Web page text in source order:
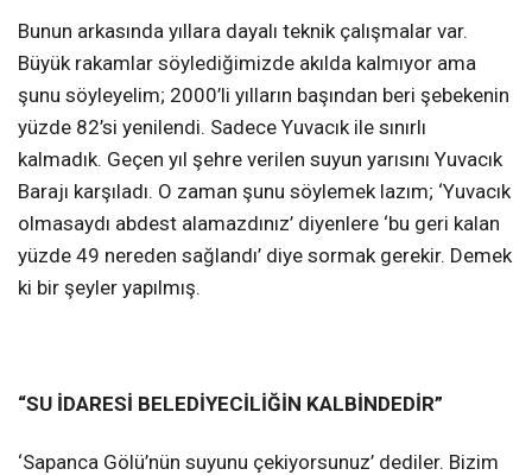
Bunun arkasında yıllara dayalı teknik çalışmalar var.
Büyük rakamlar söylediğimizde akılda kalmıyor ama
şunu söyleyelim; 2000’li yılların başından beri şebekenin
yüzde 82’si yenilendi. Sadece Yuvacık ile sınırlı
kalmadık. Geçen yıl şehre verilen suyun yarısını Yuvacık
Barajı karşıladı. O zaman şunu söylemek lazım; ‘Yuvacık
olmasaydı abdest alamazdınız’ diyenlere ‘bu geri kalan
yüzde 49 nereden sağlandı’ diye sormak gerekir. Demek
ki bir şeyler yapılmış.
“SU İDARESİ BELEDİYECİLİĞİN KALBİNDEDİR”
‘Sapanca Gölü’nün suyunu çekiyorsunuz’ dediler. Bizim